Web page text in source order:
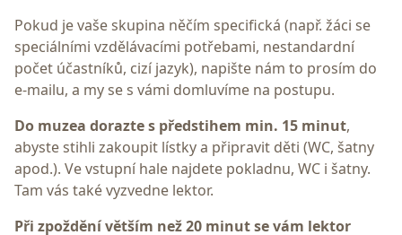
Pokud je vaše skupina něčím specifická (např. žáci se
speciálními vzdělávacími potřebami, nestandardní
počet účastníků, cizí jazyk), napište nám to prosím do
e-mailu, a my se s vámi domluvíme na postupu.
Do muzea dorazte s předstihem min. 15 minut,
abyste stihli zakoupit lístky a připravit děti (WC, šatny
apod.). Ve vstupní hale najdete pokladnu, WC i šatny.
Tam vás také vyzvedne lektor.
Při zpoždění větším než 20 minut se vám lektor